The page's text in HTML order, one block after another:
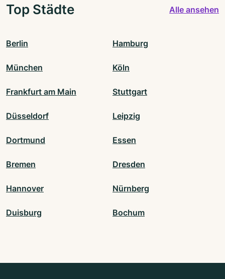
Top Städte Alle ansehen
Berlin Hamburg
München Köln
Frankfurt am Main Stuttgart
Düsseldorf Leipzig
Dortmund Essen
Bremen Dresden
Hannover Nürnberg
Duisburg Bochum